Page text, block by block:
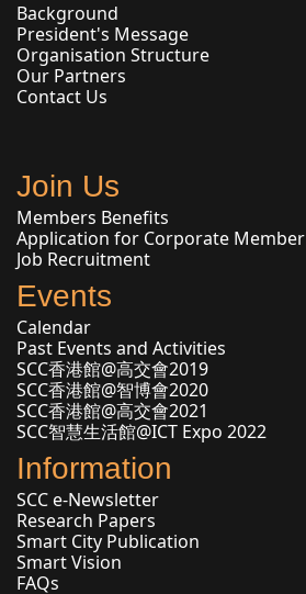
Background
President's Message
Organisation Structure
Our Partners
Contact Us
Join Us
Members Benefits
Application for Corporate Member
Job Recruitment
Events
Calendar
Past Events and Activities
SCC香港館@高交會2019
SCC香港館@智博會2020
SCC香港館@高交會2021
SCC智慧生活館@ICT Expo 2022
Information
SCC e-Newsletter
Research Papers
Smart City Publication
Smart Vision
FAQs